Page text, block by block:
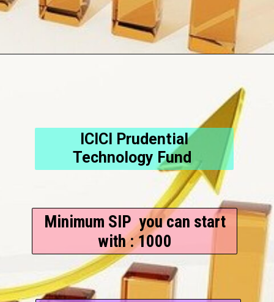
Minimum SIP you can start
with : 1000
ICICI Prudential
Technology Fund